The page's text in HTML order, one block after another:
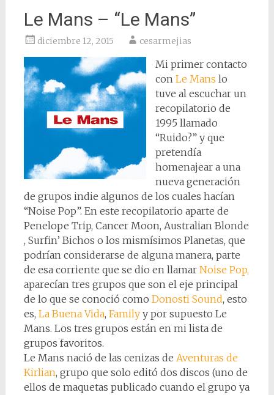
Le Mans – “Le Mans”
diciembre 12, 2015 cesarmejias
Mi primer contacto
con Le Mans lo
tuve al escuchar un
recopilatorio de
1995 llamado
“Ruido?” y que
pretendía
homenajear a una
nueva generación
de grupos indie algunos de los cuales hacían
“Noise Pop”. En este recopilatorio aparte de
Penelope Trip, Cancer Moon, Australian Blonde
, Surfin’ Bichos o los mismísimos Planetas, que
podrían considerarse de alguna manera, parte
de esa corriente que se dio en llamar Noise Pop,
aparecían tres grupos que son el eje principal
de lo que se conoció como Donosti Sound, esto
es, La Buena Vida, Familyy por supuesto Le
Mans. Los tres grupos están en mi lista de
grupos favoritos.
Le Mans nació de las cenizas de Aventuras de
Kirlian, grupo que solo editó dos discos (uno de
ellos de maquetas publicado cuando el grupo ya